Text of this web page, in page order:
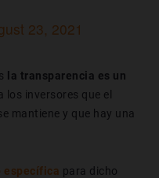
23, 2021
la transparencia es un
los inversores que el
mantiene y que hay una
específica para dicho